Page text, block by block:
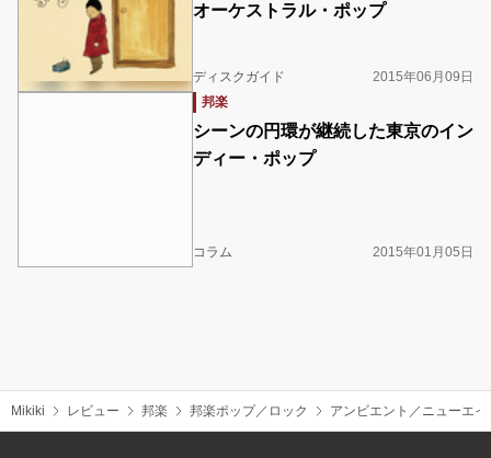
オーケストラル・ポップ
ディスクガイド
2015年06月09日
邦楽
シーンの円環が継続した東京のイン
ディー・ポップ
コラム 2015年01月05日
Mikiki レビュー 邦楽 邦楽ポップ／ロック アンビエント／ニューエイ